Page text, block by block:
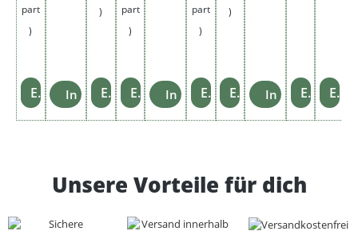
part
)
Einzelheiten In den Warenkorb
)
Einzelheiten
part
)
Einzelheiten In den Warenkorb
part
)
Einzelheiten
)
Einzelheiten In den Einzelheiten Einzelheiten
Unsere Vorteile für dich